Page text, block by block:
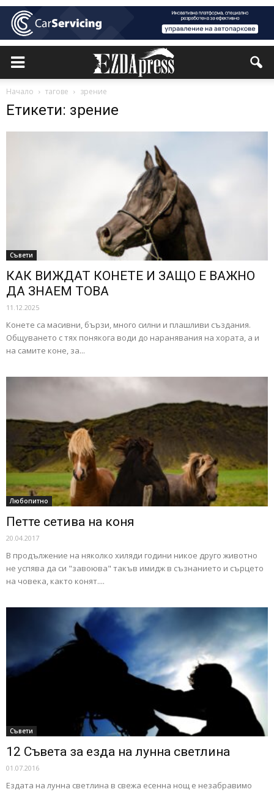
Начало тагове зрение
Етикети: зрение
Съвети
КАК ВИЖДАТ КОНЕТЕ И ЗАЩО Е ВАЖНО
ДА ЗНАЕМ ТОВА
11.12.2025
Конете са масивни, бързи, много силни и плашливи създания.
Общуването с тях понякога води до наранявания на хората, а и
на самите коне, за...
Любопитно
Петте сетива на коня
20.04.2017
В продължение на няколко хиляди години никое друго животно
не успява да си "завоюва" такъв имидж в съзнанието и сърцето
на човека, както конят....
Съвети
12 Съвета за езда на лунна светлина
01.07.2016
Ездата на лунна светлина в свежа есенна нощ е незабравимо